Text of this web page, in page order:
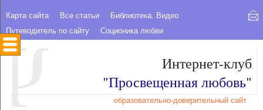
Карта сайта Все статьи
Библиотека. Видео
Путеводитель по сайту
Соционика любви
Интернет-клуб
"Просвещенная любовь"
образовательно-доверительный сайт